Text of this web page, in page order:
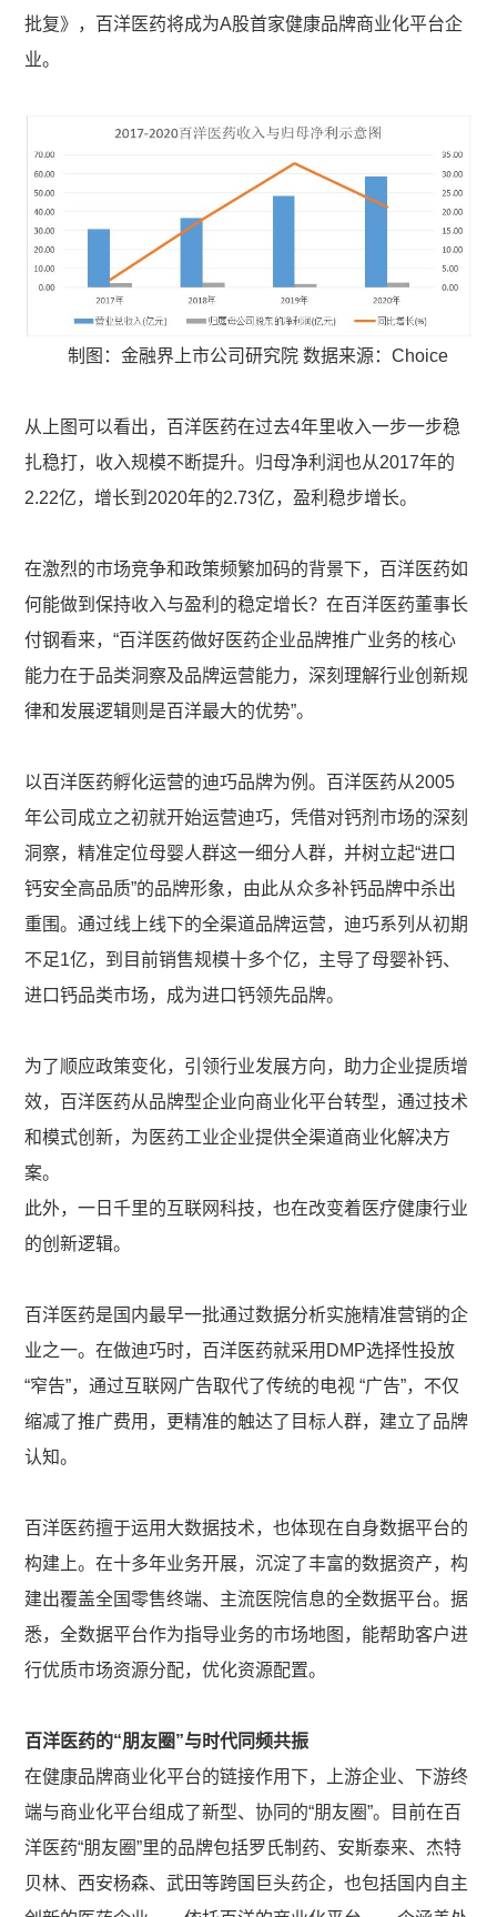
批复》，百洋医药将成为A股首家健康品牌商业化平台企
业。
制图：金融界上市公司研究院 数据来源：Choice
从上图可以看出，百洋医药在过去4年里收入一步一步稳
扎稳打，收入规模不断提升。归母净利润也从2017年的
2.22亿，增长到2020年的2.73亿，盈利稳步增长。
在激烈的市场竞争和政策频繁加码的背景下，百洋医药如
何能做到保持收入与盈利的稳定增长？在百洋医药董事长
付钢看来，“百洋医药做好医药企业品牌推广业务的核心
能力在于品类洞察及品牌运营能力，深刻理解行业创新规
律和发展逻辑则是百洋最大的优势”。
以百洋医药孵化运营的迪巧品牌为例。百洋医药从2005
年公司成立之初就开始运营迪巧，凭借对钙剂市场的深刻
洞察，精准定位母婴人群这一细分人群，并树立起“进口
钙安全高品质”的品牌形象，由此从众多补钙品牌中杀出
重围。通过线上线下的全渠道品牌运营，迪巧系列从初期
不足1亿，到目前销售规模十多个亿，主导了母婴补钙、
进口钙品类市场，成为进口钙领先品牌。
为了顺应政策变化，引领行业发展方向，助力企业提质增
效，百洋医药从品牌型企业向商业化平台转型，通过技术
和模式创新，为医药工业企业提供全渠道商业化解决方
案。
此外，一日千里的互联网科技，也在改变着医疗健康行业
的创新逻辑。
百洋医药是国内最早一批通过数据分析实施精准营销的企
业之一。在做迪巧时，百洋医药就采用DMP选择性投放
“窄告”，通过互联网广告取代了传统的电视 “广告”，不仅
缩减了推广费用，更精准的触达了目标人群，建立了品牌
认知。
百洋医药擅于运用大数据技术，也体现在自身数据平台的
构建上。在十多年业务开展，沉淀了丰富的数据资产，构
建出覆盖全国零售终端、主流医院信息的全数据平台。据
悉，全数据平台作为指导业务的市场地图，能帮助客户进
行优质市场资源分配，优化资源配置。
百洋医药的“朋友圈”与时代同频共振
在健康品牌商业化平台的链接作用下，上游企业、下游终
端与商业化平台组成了新型、协同的“朋友圈”。目前在百
洋医药“朋友圈”里的品牌包括罗氏制药、安斯泰来、杰特
贝林、西安杨森、武田等跨国巨头药企，也包括国内自主